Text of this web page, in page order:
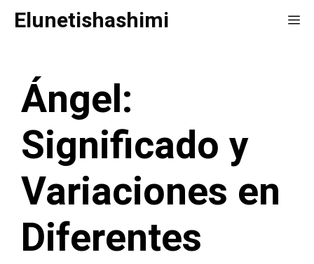
SaltarElunetishashimi
Ángel:
Significado y
Variaciones en
Diferentes